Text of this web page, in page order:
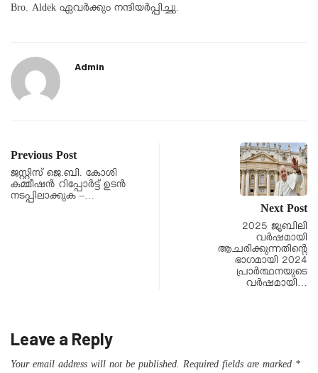
Bro. Aldek ഏവർക്കും നന്ദിയർപ്പിച്ചു.
Admin
Previous Post
ജസ്റ്റിസ് ജെ.ബി. കോശി
കമ്മീഷൻ റിപ്പോർട്ട് ഉടൻ
നടപ്പിലാക്കുക –…
Next Post
2025 ജൂബിലി
വര്‍ഷമായി
ആചരിക്കുന്നതിന്റെ
ഭാഗമായി 2024
പ്രാര്‍ത്ഥനയുടെ
വര്‍ഷമായി…
Leave a Reply
Your email address will not be published. Required fields are marked *